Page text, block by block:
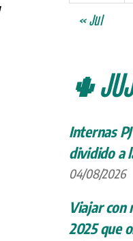
« Jul
🌵
Internas
dividido a
04/08/2026
Viajar con
2025 que